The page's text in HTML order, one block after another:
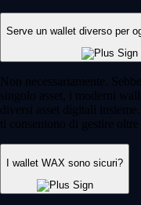
Serve un wallet diverso per
Non necessariamente.
singolo asset, i moderni
diversi asset digitali
ti consentono di gestire
I wallet WAX sono sicuri?